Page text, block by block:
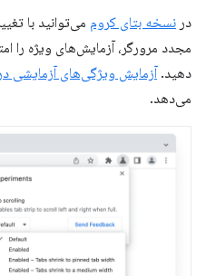
در نسخه بتای کروم می‌توانید با
مجدد مرورگر، آزمایش‌های ویژه را
دهید.آزمایش ویژگی‌های آزمایشی
می‌دهد.